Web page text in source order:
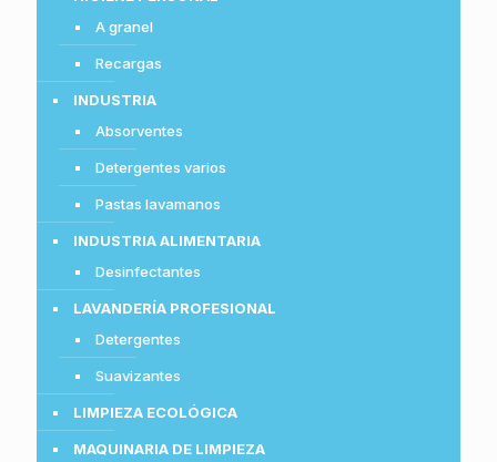
A granel
Recargas
INDUSTRIA
Absorventes
Detergentes varios
Pastas lavamanos
INDUSTRIA ALIMENTARIA
Desinfectantes
LAVANDERÍA PROFESIONAL
Detergentes
Suavizantes
LIMPIEZA ECOLÓGICA
MAQUINARIA DE LIMPIEZA